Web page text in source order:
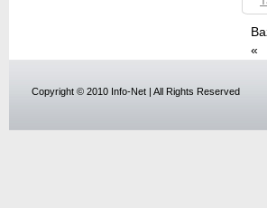
«
Copyright © 2010 Info-Net | All Rights Reserved